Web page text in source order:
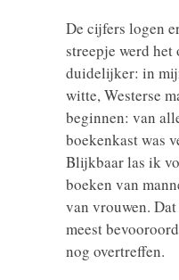
De cijfers logen
streepje werd
duidelijker: in
witte, Westerse
beginnen: van
boekenkast was
Blijkbaar las ik
boeken van
van vrouwen.
meest
nog overtreffen.